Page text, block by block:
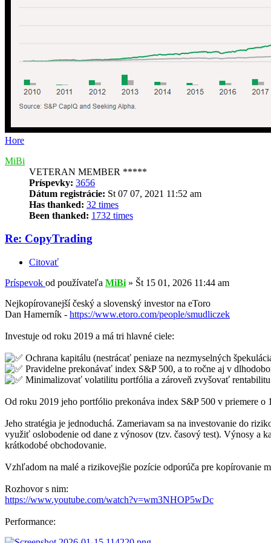
Hore
MiBi
VETERAN MEMBER *****
Príspevky: 3656
Dátum registrácie: St 07 07, 2021 11:52 am
Has thanked: 32 times
Been thanked: 1732 times
Re: CopyTrading
Citovať
Príspevok od používateľa MiBi » Št 15 01, 2026 11:44 am
Nejkopírovanejší český a slovenský investor na eToro
Dan Hamerník - https://www.etoro.com/people/smudliczek
Investuje od roku 2019 a má tri hlavné ciele:
Ochrana kapitálu (nestrácať peniaze na nezmyselných
Pravidelne prekonávať index S&P 500, a to ročne aj v
Minimalizovať volatilitu portfólia a zároveň zvyšovať
Od roku 2019 jeho portfólio prekonáva index S&P 500 v priemere
Jeho stratégia je jednoduchá. Zameriavam sa na investovanie do
využiť oslobodenie od dane z výnosov (tzv. časový test). Výnosy a
krátkodobé obchodovanie.
Vzhľadom na malé a rizikovejšie pozície odporúča pre kopírovanie
Rozhovor s nim:
https://www.youtube.com/watch?v=wm3NHOP5wDc
Performance: